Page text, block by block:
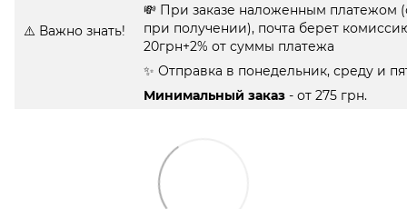
⚠️ Важно знать!
💸 При заказе наложенным платежом
при получении), почта берет
20грн+2% от суммы платежа
✨ Отправка в понедельник, среду и
Минимальный заказ - от 275 грн.